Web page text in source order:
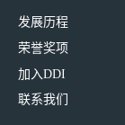
发展历程
荣誉奖项
加入DDI
联系我们